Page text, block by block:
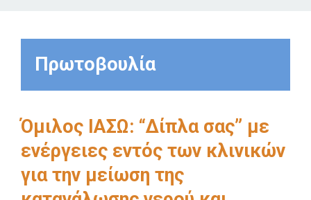
Πρωτοβουλία
Όμιλος ΙΑΣΩ: “Δίπλα σας” με
ενέργειες εντός των κλινικών
για την μείωση της